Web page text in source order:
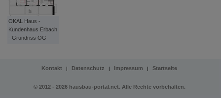
OKAL Haus -
Kundenhaus Erbach
- Grundriss OG
Kontakt | Datenschutz | Impressum | Startseite
© 2012 - 2026 hausbau-portal.net. Alle Rechte vorbehalten.